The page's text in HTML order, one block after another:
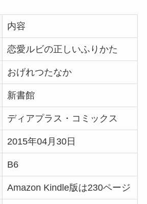
内容
恋愛ルビの正しいふりかた
おげれつたなか
新書館
ディアプラス・コミックス
2015年04月30日
B6
Amazon Kindle版は230ページ